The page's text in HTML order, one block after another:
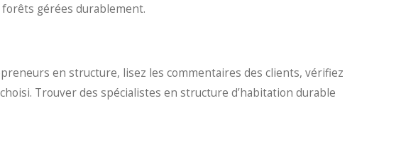
gérées durablement.
en structure, lisez les commentaires des clients, vérifiez
Trouver des spécialistes en structure d’habitation durable